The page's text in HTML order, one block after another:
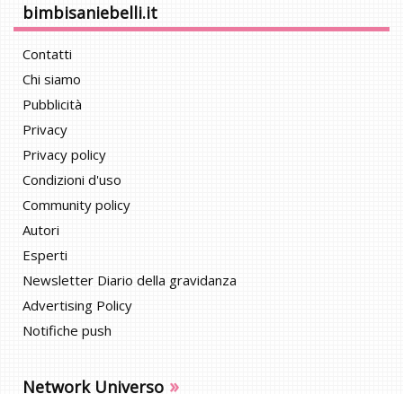
bimbisaniebelli.it
Contatti
Chi siamo
Pubblicità
Privacy
Privacy policy
Condizioni d'uso
Community policy
Autori
Esperti
Newsletter Diario della gravidanza
Advertising Policy
Notifiche push
Network Universo »